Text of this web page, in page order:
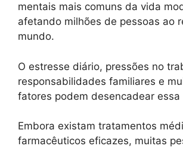
mentais mais comuns da vida
afetando milhões de pessoas ao
mundo.
O estresse diário, pressões no
responsabilidades familiares e
fatores podem desencadear essa
Embora existam tratamentos
farmacêuticos eficazes, muitas